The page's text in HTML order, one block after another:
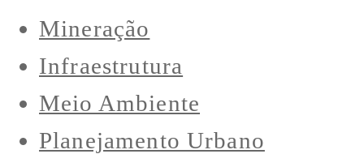
Mineração
Infraestrutura
Meio Ambiente
Planejamento Urbano